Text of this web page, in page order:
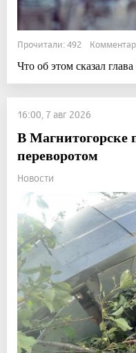
Прочитали: 492
Что об этом сказал
16:00, 7 авг 2026
В
переворотом
Новости